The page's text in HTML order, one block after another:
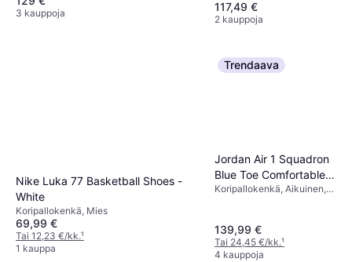
3 kauppoja 117,49 €
2 kauppoja
Nike Luka 77 Basketball Shoes -
White
Koripallokenkä, Mies
69,99 €
Tai 12,23 €/kk.¹
1 kauppa
Trendaava
Jordan Air 1 Squadron
Blue Toe Comfortable
Fit Mid-Top Retro
Koripallokenkä, Aikuinen,
139,99 €
Tai 24,45 €/kk.¹
4 kauppoja